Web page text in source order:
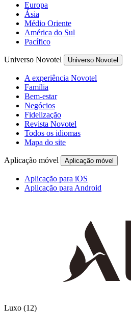
Europa
Ásia
Médio Oriente
América do Sul
Pacífico
Universo Novotel Universo Novotel
A experiência Novotel
Família
Bem-estar
Negócios
Fidelização
Revista Novotel
Todos os idiomas
Mapa do site
Aplicação móvel Aplicação móvel
Aplicação para iOS
Aplicação para Android
Luxo 12 Partners
(12)